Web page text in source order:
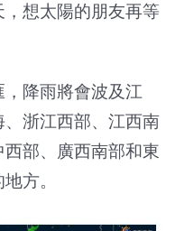
想太陽的朋友再等
降雨將會波及江
浙江西部、江西南
部、廣西南部和東
方。